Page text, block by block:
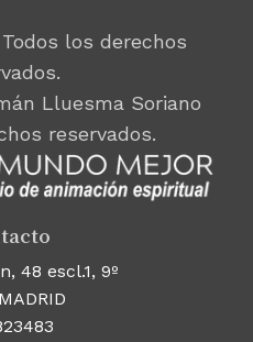
los derechos
Lluesma Soriano
reservados.
48 escl.1, 9º